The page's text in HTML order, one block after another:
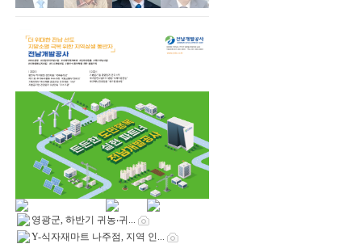
영광군, 하반기 귀농‧귀...
Y-식자재마트 나주점, 지역 인...